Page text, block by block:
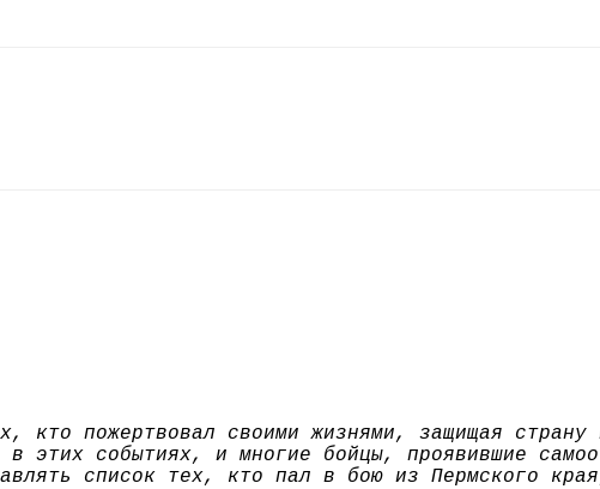
кто пожертвовал своими жизнями, защищая страну
этих событиях, и многие бойцы, проявившие
список тех, кто пал в бою из Пермского